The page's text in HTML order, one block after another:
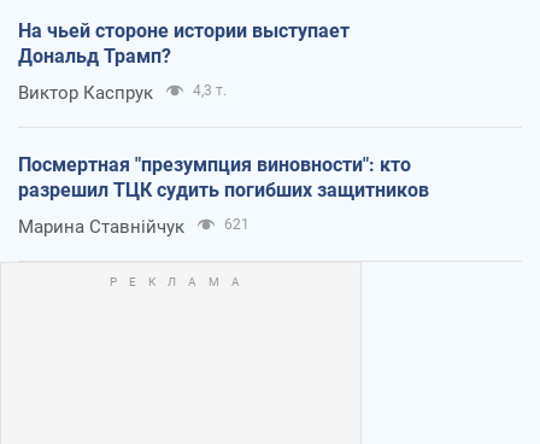
На чьей стороне истории выступает
Дональд Трамп?
Виктор Каспрук 4,3 т.
Посмертная "презумпция виновности": кто
разрешил ТЦК судить погибших защитников
Марина Ставнійчук 621